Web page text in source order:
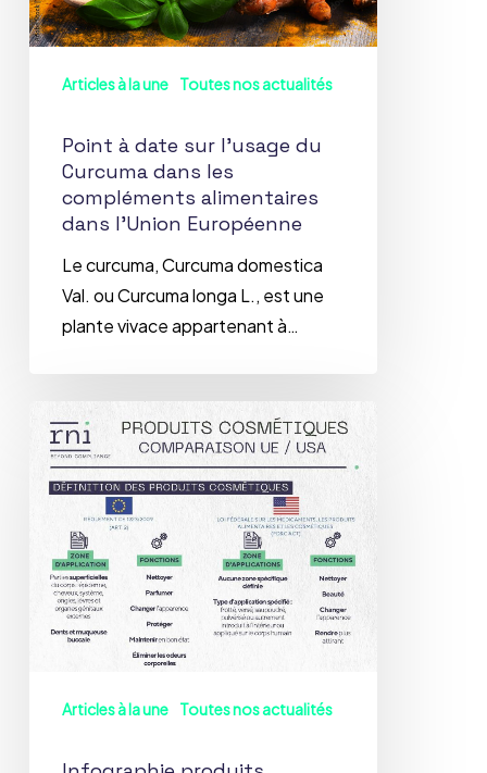
Curcuma
dans
alimentaires
dans
l’Union
Européenne
Articles à la une Toutes nos actualités
Point à date sur l’usage du
Curcuma dans les
compléments alimentaires
dans l’Union Européenne
Le curcuma, Curcuma domestica
Val. ou Curcuma longa L., est une
plante vivace appartenant à…
Infographie
produits
cosmétiques
définition
cadre
réglementaire
Articles à la une Toutes nos actualités